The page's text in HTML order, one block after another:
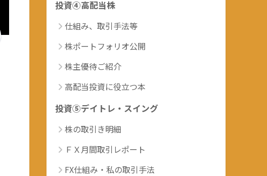
投資④高配当株
仕組み、取引手法等
株ポートフォリオ公開
株主優待ご紹介
高配当投資に役立つ本
投資⑤デイトレ・スイング
株の取引き明細
ＦＸ月間取引レポート
FX仕組み・私の取引手法